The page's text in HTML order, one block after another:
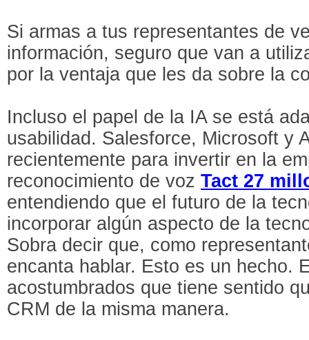
Si armas a tus representantes de
información, seguro que van a
por la ventaja que les da sobre la
Incluso el papel de la IA se está
usabilidad. Salesforce, Microsoft y
recientemente para invertir en la
reconocimiento de vozTact 27
entendiendo que el futuro de la
incorporar algún aspecto de la
Sobra decir que, como
encanta hablar. Esto es un hecho.
acostumbrados que tiene sentido
CRM de la misma manera.